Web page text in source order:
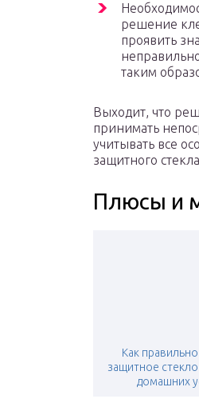
решение
проявить
таким
Выходит, что
принимать
учитывать все
защитного
Плюсы и
Как
защитное
домашних